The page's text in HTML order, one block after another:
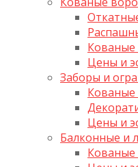
Кованые
Цены и
Заборы и
Кованые
Цены и
Балконные и
Кованые